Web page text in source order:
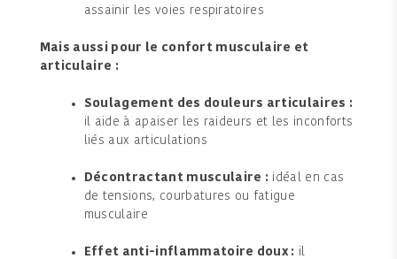
assainir les voies respiratoires
Mais aussi pour le confort musculaire et
articulaire :
Soulagement des douleurs articulaires :
il aide à apaiser les raideurs et les inconforts
liés aux articulations
Décontractant musculaire : idéal en cas
de tensions, courbatures ou fatigue
musculaire
Effet anti-inflammatoire doux : il